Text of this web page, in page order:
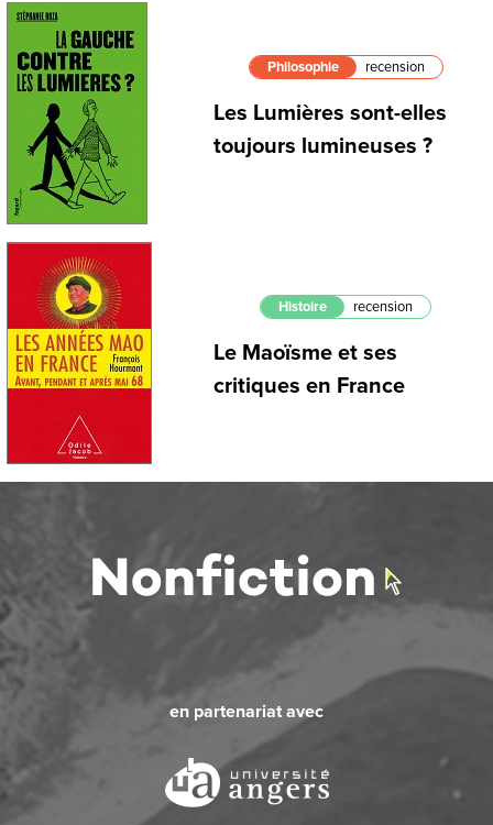
Philosophie recension
Les Lumières sont-elles
toujours lumineuses ?
Histoire recension
Le Maoïsme et ses
critiques en France
en partenariat avec